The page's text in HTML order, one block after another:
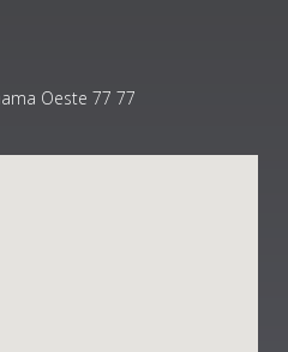
Oeste 77 77